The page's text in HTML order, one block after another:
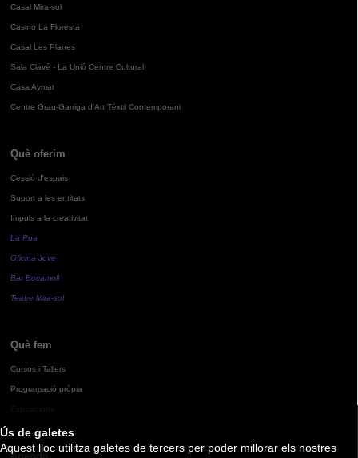
Ús de galetes
Aquest lloc utilitza galetes de tercers per poder millorar els nostres
Casal Mira-sol
Casino La Floresta
Casal Les Planes
Sala Clavé - La Unió Centre Cultural
Casa Aymat
Centre Grau-Garriga d'Art Tèxtil Contemporani
Què oferim
Cessió d'espais
Suport a les entitats
Impuls a la creativitat
La Pua
Oficina Jove
Bar Bocamoll
Teatre Mira-sol
Què fem
Cursos i Tallers
Programació pròpia